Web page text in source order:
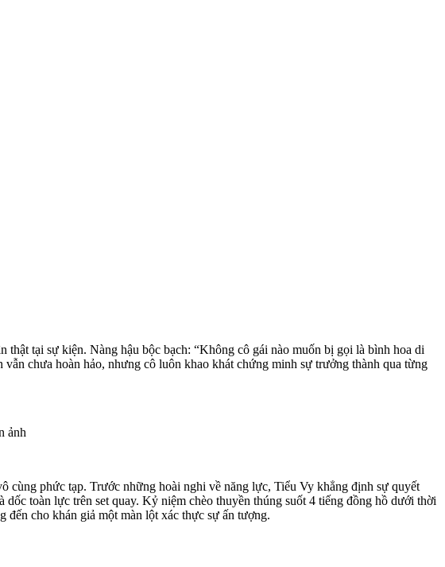
tại sự kiện. Nàng hậu bộc bạch: “Không cô gái nào muốn bị gọi là bình hoa di
chưa hoàn hảo, nhưng cô luôn khao khát chứng minh sự trưởng thành qua từng
ảnh
cùng phức tạp. Trước những hoài nghi về năng lực, Tiểu Vy khẳng định sự quyết
toàn lực trên set quay. Kỷ niệm chèo thuyền thúng suốt 4 tiếng đồng hồ dưới thời
cho khán giả một màn lột xác thực sự ấn tượng.